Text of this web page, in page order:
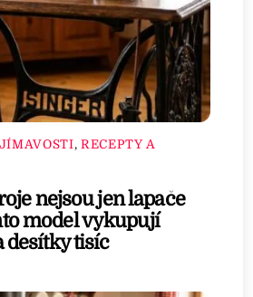
, RECEPTY A
nejsou jen lapače
model vykupují
desítky tisíc